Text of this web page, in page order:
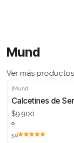
Mund
Ver más productos
|Mund
Calcetines de
$9.900
5.0